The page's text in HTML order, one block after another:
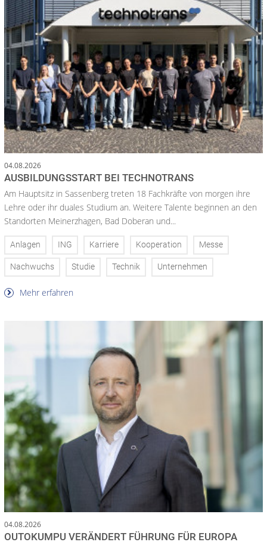
04.08.2026
AUSBILDUNGSSTART BEI TECHNOTRANS
Am Hauptsitz in Sassenberg treten 18 Fachkräfte von morgen ihre
Lehre oder ihr duales Studium an. Weitere Talente beginnen an den
Standorten Meinerzhagen, Bad Doberan und...
Anlagen ING Karriere Kooperation Messe
Nachwuchs Studie Technik Unternehmen
Mehr erfahren
04.08.2026
OUTOKUMPU VERÄNDERT FÜHRUNG FÜR EUROPA